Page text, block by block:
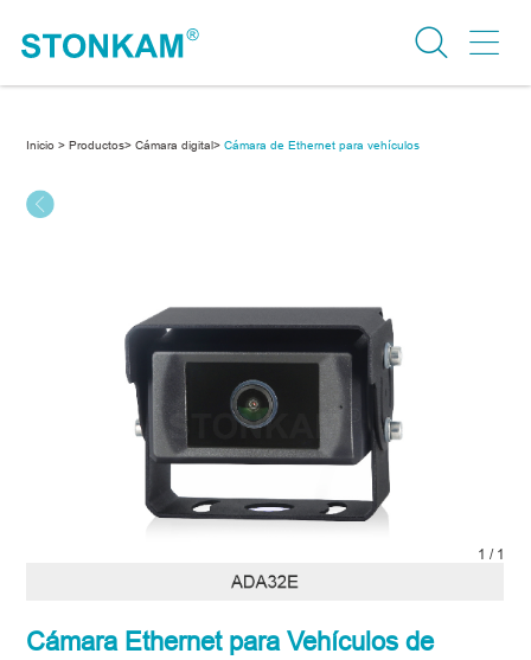
Inicio > Productos> Cámara digital> Cámara de Ethernet para vehículos
1 / 1
Cámara Ethernet para Vehículos de